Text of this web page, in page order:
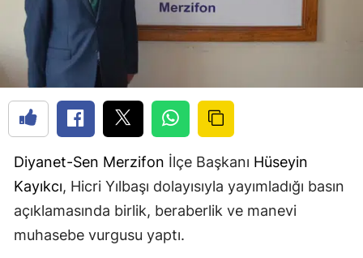
Diyanet-Sen Merzifon İlçe Başkanı Hüseyin
Kayıkcı, Hicri Yılbaşı dolayısıyla yayımladığı basın
açıklamasında birlik, beraberlik ve manevi
muhasebe vurgusu yaptı.